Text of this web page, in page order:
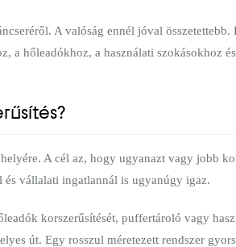
A valóság ennél jóval
a hőleadókhoz, a használati szokásokhoz
A cél az, hogy ugyanazt vagy jobb
és vállalati ingatlannál is ugyanúgy igaz.
korszerűsítését, puffertároló vagy
út. Egy rosszul méretezett rendszer